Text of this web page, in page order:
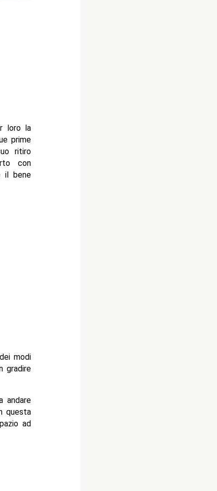
loro la
prime
ritiro
con
il bene
modi
gradire
andare
questa
ad